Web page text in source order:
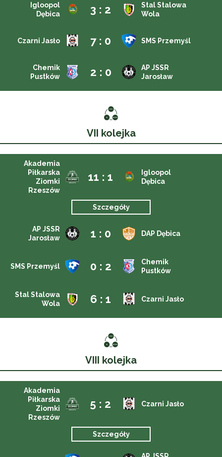
Igloopol
Dębica
3 : 2
Stal Stalowa
Wola
Czarni Jasło 7 : 0 SMS Przemyśl
Chemik
Pustków
2 : 0
AP JSSR
Jarosław
VII kolejka
Akademia
Piłkarska
Ziomki
Rzeszów
11 : 1
Igloopol
Dębica
Szczegóły
AP JSSR
Jarosław
1 : 0 DAP Dębica
SMS Przemyśl 0 : 2
Chemik
Pustków
Stal Stalowa
Wola
6 : 1 Czarni Jasło
VIII kolejka
Akademia
Piłkarska
Ziomki
Rzeszów
5 : 2 Czarni Jasło
Szczegóły